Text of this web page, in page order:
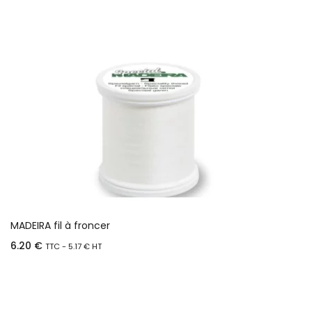
MADEIRA fil à froncer
6.20 € TTC - 5.17€HT